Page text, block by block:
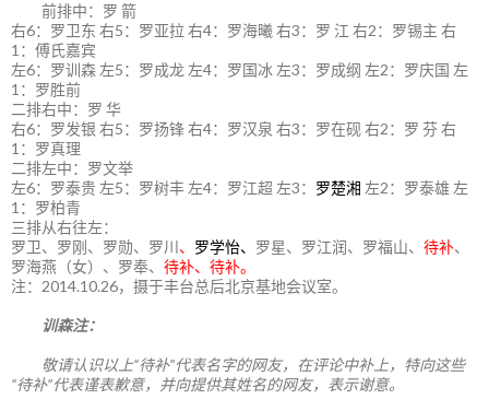
前排中：罗 箭
右6：罗卫东 右5：罗亚拉 右4：罗海曦 右3：罗 江 右2：罗锡主 右
1：傅氏嘉宾
左6：罗训森 左5：罗成龙 左4：罗国冰 左3：罗成纲 左2：罗庆国 左
1：罗胜前
二排右中：罗 华
右6：罗发银 右5：罗扬锋 右4：罗汉泉 右3：罗在砚 右2：罗 芬 右
1：罗真理
二排左中：罗文举
左6：罗泰贵 左5：罗树丰 左4：罗江超 左3： 罗楚湘 左2：罗泰雄 左
1：罗柏青
三排从右往左：
罗卫、罗刚、罗勋、罗川 、 罗学怡、 罗星、罗江润、罗福山、 待补、
罗海燕（女）、罗奉、 待补、待补。
注：2014.10.26，摄于丰台总后北京基地会议室。
训森注：
敬请认识以上“待补”代表名字的网友，在评论中补上，特向这些
“待补”代表谨表歉意，并向提供其姓名的网友，表示谢意。